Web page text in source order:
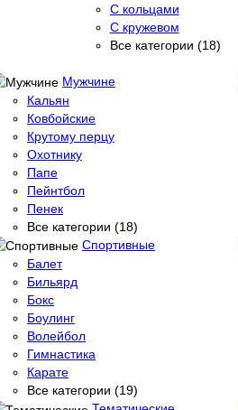
С кольцами
С кружевом
Все категории (18)
Мужчине
Кальян
Ковбойские
Крутому перцу
Охотнику
Папе
Пейнтбол
Пенек
Все категории (18)
Спортивные
Балет
Бильярд
Бокс
Боулинг
Волейбол
Гимнастика
Карате
Все категории (19)